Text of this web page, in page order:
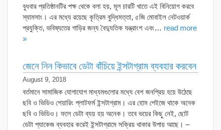
বুধবার প্রতিষ্ঠানটির পক্ষ থেকে বলা হয়, মূল চারটি খাতে এই বিনিয়োগ করবে
স্যামসাং। এর মধ্যে রয়েছে কৃত্রিম বুদ্ধিমত্তা, ৫জি মোবাইল নেটওয়ার্ক
প্রযুক্তি, ভবিষ্যতের গাড়ির জন্য বৈদ্যুতিক যন্ত্রাংশ এবং… read more
»
জেনে নিন কিভাবে ডেটা বাঁচিয়ে ইন্সটাগ্রাম ব্যবহার করবেন
August 9, 2018
বর্তমানে সামাজিক যোগাযোগ মাধ্যমগুলোর মধ্যে বেশ জনপ্রিয় হয়ে উঠেছে
ছবি ও ভিডিও শেয়ারিং প্লাটফর্ম ইন্সটাগ্রাম। এর হোম পেইজে থাকে অনেক
ছবি ও ভিডিও। ফলে ডেটা ব্যয় হয় অনেক। তবে ভয়ের কিছু নেই, ছোট
ডেটা প্যাকেজ ব্যবহার করেই ইন্সটাগ্রামে সক্রিয় থাকার উপায় আছে। –